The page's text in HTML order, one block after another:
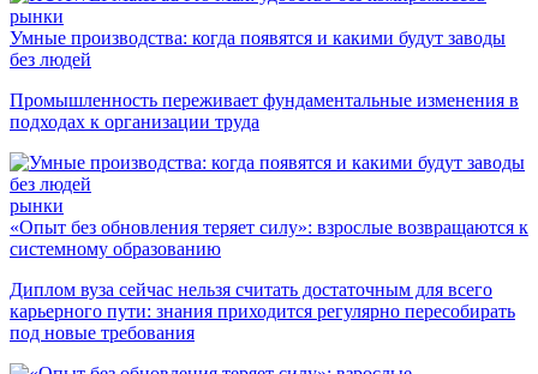
рынки
Умные производства: когда появятся и какими будут заводы
без людей
Промышленность переживает фундаментальные изменения в
подходах к организации труда
рынки
«Опыт без обновления теряет силу»: взрослые возвращаются к
системному образованию
Диплом вуза сейчас нельзя считать достаточным для всего
карьерного пути: знания приходится регулярно пересобирать
под новые требования